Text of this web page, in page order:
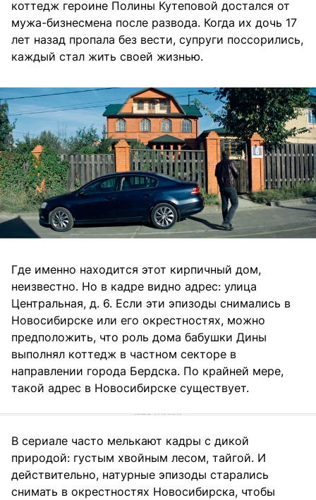
коттедж героине Полины Кутеповой достался от
мужа-бизнесмена после развода. Когда их дочь 17
лет назад пропала без вести, супруги поссорились,
каждый стал жить своей жизнью.
Где именно находится этот кирпичный дом,
неизвестно. Но в кадре видно адрес: улица
Центральная, д. 6. Если эти эпизоды снимались в
Новосибирске или его окрестностях, можно
предположить, что роль дома бабушки Дины
выполнял коттедж в частном секторе в
направлении города Бердска. По крайней мере,
такой адрес в Новосибирске существует.
В сериале часто мелькают кадры с дикой
природой: густым хвойным лесом, тайгой. И
действительно, натурные эпизоды старались
снимать в окрестностях Новосибирска, чтобы